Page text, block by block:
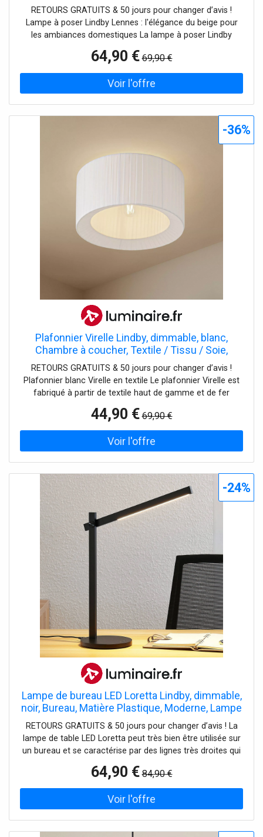
RETOURS GRATUITS & 50 jours pour changer d’avis !
Lampe à poser Lindby Lennes : l'élégance du beige pour
les ambiances domestiques La lampe à poser Lindby
et crée une atmosphère qui peut être à la fois apaisante
et stimulante. Avec sa couleur beige douce et sa finition
en verre de haute qualité, elle s'intègre parfaitement dans
différents concepts d'espace - que ce soit dans le salon,
accessoire fonctionnel qui influence considérablement
l'ambiance de la pièce. Grâce au choix minutieux des
matériaux et à l'harmonie des formes, la Lennes devient
un élément fascinant dans chaque foyer. Elle invite à
quotidiennes.
64,90 € 69,90 €
Plafonnier Virelle Lindby, dimmable, blanc,
Chambre à coucher, Textile / Tissu / Soie,
Plafonnier Tissu
RETOURS GRATUITS & 50 jours pour changer d’avis !
Plafonnier blanc Virelle en textile Le plafonnier Virelle est
fabriqué à partir de textile haut de gamme et de fer
motif plissé raffiné lui confère une esthétique intemporelle
qui s'harmonise aussi bien avec les styles d'aménagement
classiques que modernes et crée une ambiance
lumineuse agréable. La lumière pénètre dans la pièce sans
luminaire peut être réglée à l'aide d'un variateur externe et
d'une ampoule à intensité variable. Le luminaire est équipé
d'une douille E27 qui prend en charge une large gamme
d'ampoules, offrant ainsi une grande flexibilité dans le
choix de la source lumineuse.
44,90 € 69,90 €
-36%
Lampe de bureau LED Loretta Lindby, dimmable,
noir, Bureau, Matière Plastique, Moderne, Lampe
a poser
RETOURS GRATUITS & 50 jours pour changer d’avis ! La
lampe de table LED Loretta peut très bien être utilisée sur
un bureau et se caractérise par des lignes très droites qui
de la lumière que l'intensité lumineuse peuvent être
modifiées sur trois niveaux via une fonction tactile. En
outre, la tête de lampe est orientable (vers le haut et vers
le bas dans un angle de 180°) pour une flexibilité maximale
64,90 € 84,90 €
-24%